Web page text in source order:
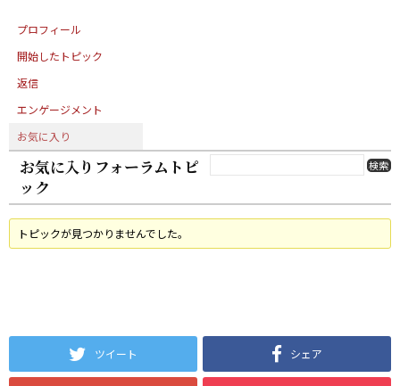
プロフィール
開始したトピック
返信
エンゲージメント
お気に入り
お気に入りフォーラムトピ
ック
トピックが見つかりませんでした。
ツイート シェア